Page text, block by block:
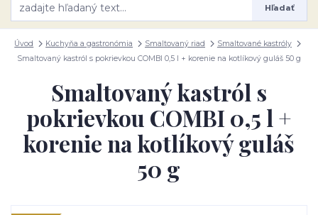
Hľadať
Úvod Kuchyňa a gastronómia Smaltovaný riad
Smaltované kastróly
Smaltovaný kastról s pokrievkou COMBI 0,5 l + korenie na kotlíkový guláš 50 g
Smaltovaný kastról s
pokrievkou COMBI 0,5 l +
korenie na kotlíkový guláš
50 g